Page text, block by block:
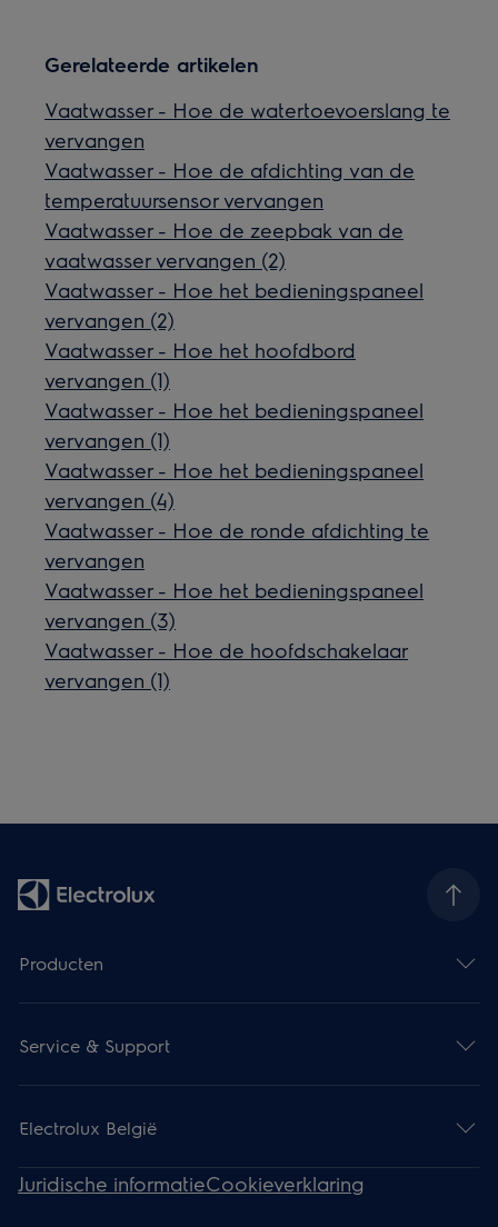
Gerelateerde artikelen
Vaatwasser - Hoe de watertoevoerslang te
vervangen
Vaatwasser - Hoe de afdichting van de
temperatuursensor vervangen
Vaatwasser - Hoe de zeepbak van de
vaatwasser vervangen (2)
Vaatwasser - Hoe het bedieningspaneel
vervangen (2)
Vaatwasser - Hoe het hoofdbord
vervangen (1)
Vaatwasser - Hoe het bedieningspaneel
vervangen (1)
Vaatwasser - Hoe het bedieningspaneel
vervangen (4)
Vaatwasser - Hoe de ronde afdichting te
vervangen
Vaatwasser - Hoe het bedieningspaneel
vervangen (3)
Vaatwasser - Hoe de hoofdschakelaar
vervangen (1)
Producten
Service & Support
Electrolux België
Juridische informatieCookieverklaring